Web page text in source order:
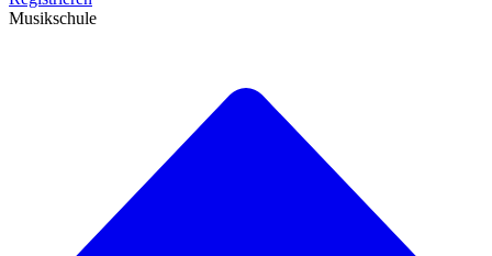
Musikschule